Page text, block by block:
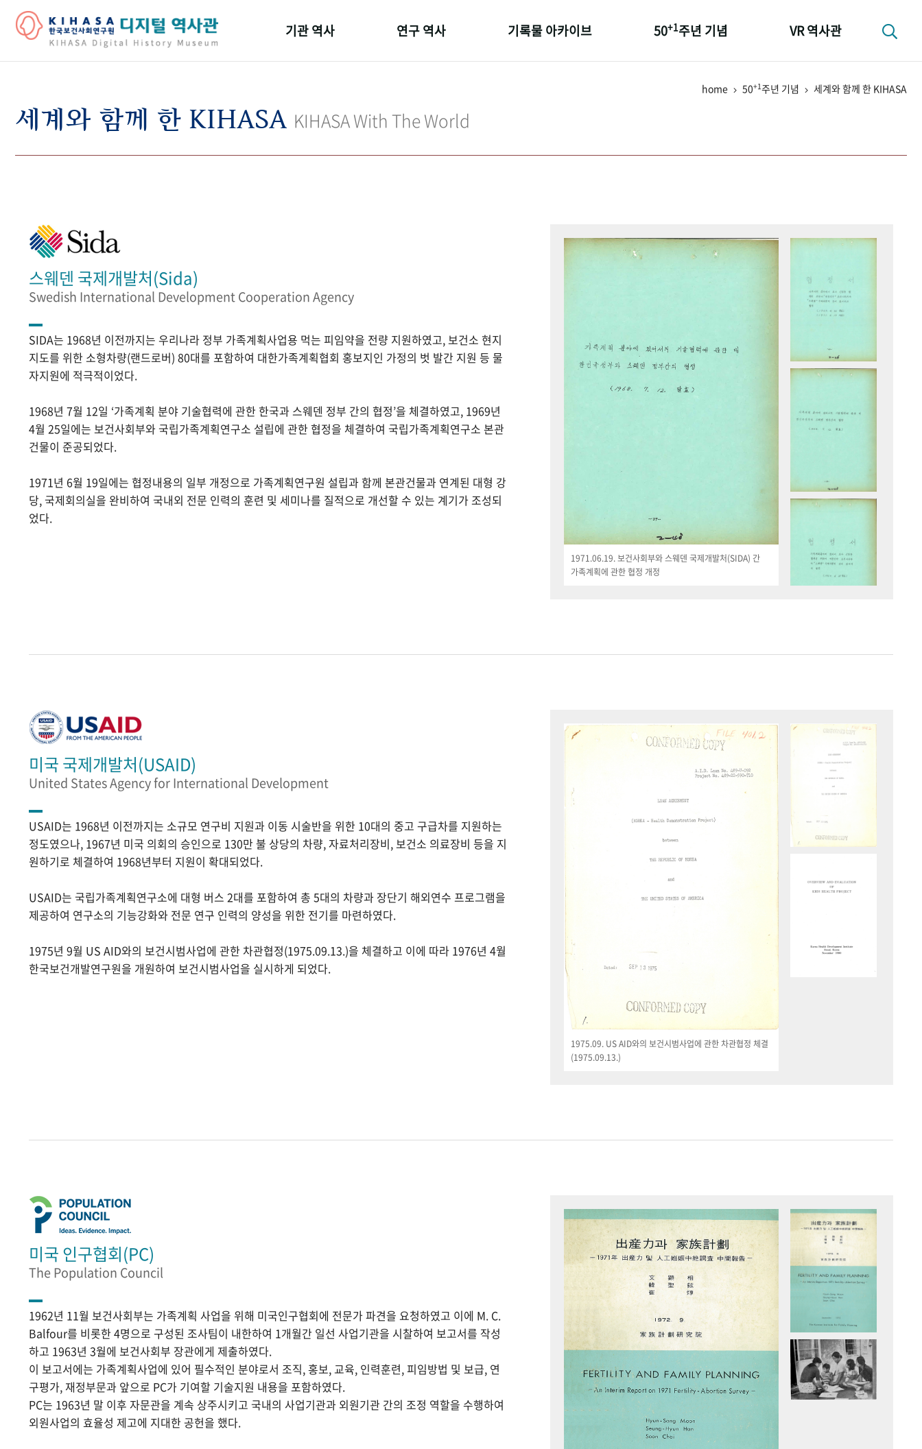
기관 역사 연구 역사
키워드로 보는 연구 역사
기록물 아카이브 50+1주년 기념
성과 50선
VR 역사관
home 50+1주년 기념 세계와 함께 한 KIHASA
세계와 함께 한 KIHASA KIHASA With The World
스웨덴 국제개발처(Sida)
Swedish International Development Cooperation Agency
SIDA는 1968년 이전까지는 우리나라 정부 가족계획사업용 먹는 피임약을 전량 지원하였고, 보건소 현지
지도를 위한 소형차량(랜드로버) 80대를 포함하여 대한가족계획협회 홍보지인 가정의 벗 발간 지원 등 물
자지원에 적극적이었다.
1968년 7월 12일 ‘가족계획 분야 기술협력에 관한 한국과 스웨덴 정부 간의 협정’을 체결하였고, 1969년
4월 25일에는 보건사회부와 국립가족계획연구소 설립에 관한 협정을 체결하여 국립가족계획연구소 본관
건물이 준공되었다.
1971년 6월 19일에는 협정내용의 일부 개정으로 가족계획연구원 설립과 함께 본관건물과 연계된 대형 강
당, 국제회의실을 완비하여 국내외 전문 인력의 훈련 및 세미나를 질적으로 개선할 수 있는 계기가 조성되
었다.
1971.06.19. 보건사회부와 스웨덴 국제개발처(SIDA) 간
가족계획에 관한 협정 개정
미국 국제개발처(USAID)
United States Agency for International Development
USAID는 1968년 이전까지는 소규모 연구비 지원과 이동 시술반을 위한 10대의 중고 구급차를 지원하는
정도였으나, 1967년 미국 의회의 승인으로 130만 불 상당의 차량, 자료처리장비, 보건소 의료장비 등을 지
원하기로 체결하여 1968년부터 지원이 확대되었다.
USAID는 국립가족계획연구소에 대형 버스 2대를 포함하여 총 5대의 차량과 장단기 해외연수 프로그램을
제공하여 연구소의 기능강화와 전문 연구 인력의 양성을 위한 전기를 마련하였다.
1975년 9월 US AID와의 보건시범사업에 관한 차관협정(1975.09.13.)을 체결하고 이에 따라 1976년 4월
한국보건개발연구원을 개원하여 보건시범사업을 실시하게 되었다.
1975.09. US AID와의 보건시범사업에 관한 차관협정 체결
(1975.09.13.)
미국 인구협회(PC)
The Population Council
1962년 11월 보건사회부는 가족계획 사업을 위해 미국인구협회에 전문가 파견을 요청하였고 이에 M. C.
Balfour를 비롯한 4명으로 구성된 조사팀이 내한하여 1개월간 일선 사업기관을 시찰하여 보고서를 작성
하고 1963년 3월에 보건사회부 장관에게 제출하였다.
이 보고서에는 가족계획사업에 있어 필수적인 분야로서 조직, 홍보, 교육, 인력훈련, 피임방법 및 보급, 연
구평가, 재정부문과 앞으로 PC가 기여할 기술지원 내용을 포함하였다.
PC는 1963년 말 이후 자문관을 계속 상주시키고 국내의 사업기관과 외원기관 간의 조정 역할을 수행하여
외원사업의 효율성 제고에 지대한 공헌을 했다.